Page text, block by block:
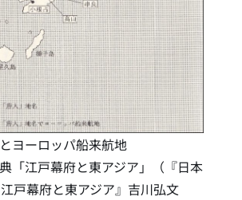
ヨーロッパ船来航地
「江戸幕府と東アジア」（『日本
戸幕府と東アジア』吉川弘文